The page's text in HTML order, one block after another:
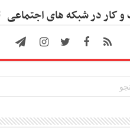
کار در شبکه های اجتماعی